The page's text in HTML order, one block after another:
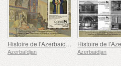
Histoire de l'Azerbaïdjan Occidental - Le Dernier Khan d'Irevan
Azerbaïdjan Azerbaïdjan